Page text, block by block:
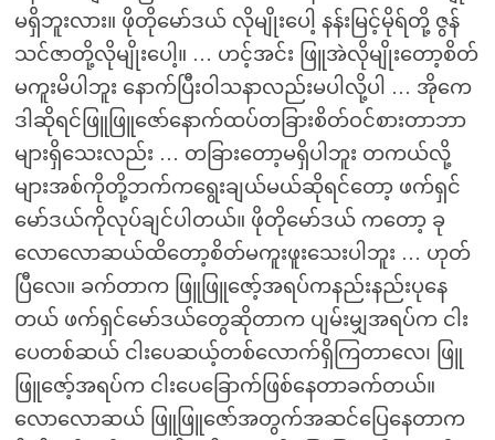
မရှိဘူးလား။ ဖိုတိုမော်ဒယ် လိုမျိုးပေါ့ နန်းမြင့်မိုရ်တို့ ဇွန်
သင်ဇာတို့လိုမျိုးပေါ့။ … ဟင့်အင်း ဖြူအဲလိုမျိုးတော့စိတ်
မကူးမိပါဘူး နောက်ပြီးဝါသနာလည်းမပါလို့ပါ … အိုကေ
ဒါဆိုရင်ဖြူဖြူဇော်နောက်ထပ်တခြားစိတ်ဝင်စားတာဘာ
များရှိသေးလည်း … တခြားတော့မရှိပါဘူး တကယ်လို့
များအစ်ကိုတို့ဘက်ကရွေးချယ်မယ်ဆိုရင်တော့ ဖက်ရှင်
မော်ဒယ်ကိုလုပ်ချင်ပါတယ်။ ဖိုတိုမော်ဒယ် ကတော့ ခု
လောလောဆယ်ထိတော့စိတ်မကူးဖူးသေးပါဘူး … ဟုတ်
ပြီလေ။ ခက်တာက ဖြူဖြူဇော့်အရပ်ကနည်းနည်းပုနေ
တယ် ဖက်ရှင်မော်ဒယ်တွေဆိုတာက ပျမ်းမျှအရပ်က ငါး
ပေတစ်ဆယ် ငါးပေဆယ့်တစ်လောက်ရှိကြတာလေ၊ ဖြူ
ဖြူဇော့်အရပ်က ငါးပေခြောက်ဖြစ်နေတာခက်တယ်။
လောလောဆယ် ဖြူဖြူဇော်အတွက်အဆင်ပြေနေတာက